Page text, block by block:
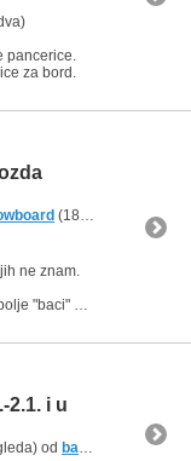
pancerice.
za bord.
(18 Odgovora, 14.597 Pregleda) od
ne znam.
za bord.
2.1. i u
od baxus